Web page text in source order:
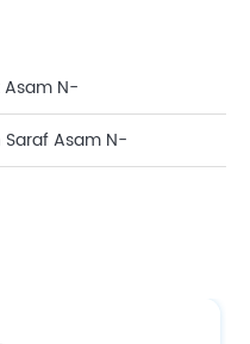
N-
Wajah
Saraf Asam N-